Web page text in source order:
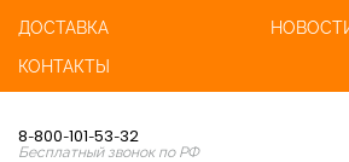
ДОСТАВКА
КОНТАКТЫ
8-800-101-53-32
Бесплатный звонок по РФ